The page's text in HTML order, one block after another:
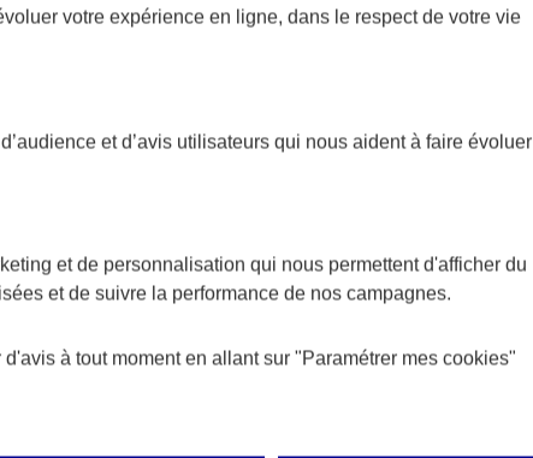
votre expérience en ligne, dans le respect de votre vie
et d’avis utilisateurs qui nous aident à faire évoluer
et de personnalisation qui nous permettent d'afficher du
et de suivre la performance de nos campagnes.
à tout moment en allant sur "Paramétrer mes cookies"